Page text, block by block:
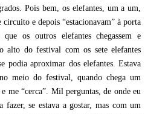
Pois bem, os elefantes, um a um,
circuito e depois “estacionavam” à porta
os outros elefantes chegassem e
alto do festival com os sete elefantes
podia aproximar dos elefantes. Estava
meio do festival, quando chega um
me “cerca”. Mil perguntas, de onde eu
fazer, se estava a gostar, mas com um